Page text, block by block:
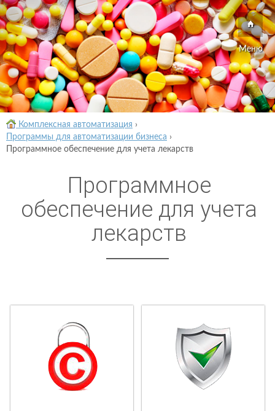
Меню
Комплексная автоматизация ›
Программы для автоматизации бизнеса ›
Программное обеспечение для учета лекарств
Программное
обеспечение для учета
лекарств